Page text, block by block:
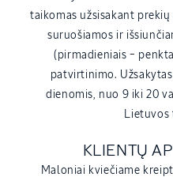
taikomas užsisakant
suruošiamos ir
(pirmadieniais –
patvirtinimo.
dienomis, nuo 9 iki 20
KLIENTŲ
Maloniai kviečiame